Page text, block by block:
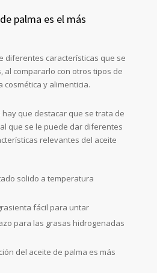
palma es el más
diferentes características que se
al compararlo con otros tipos de
cosmética y alimenticia.
que destacar que se trata de
que se le puede dar diferentes
relevantes del aceite
solido a temperatura
fácil para untar
para las grasas hidrogenadas
del aceite de palma es más